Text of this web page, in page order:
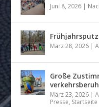
Juni 8, 2026 |
März 28, 2026 |
Große
März 23, 2026 |
Presse, Startseite